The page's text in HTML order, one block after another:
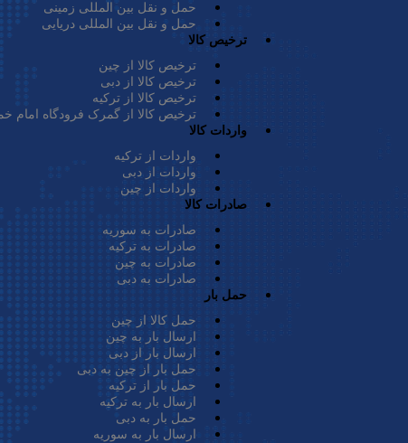
حمل و نقل بین المللی زمینی
حمل و نقل بین المللی دریایی
ترخیص کالا
ترخیص کالا از چین
ترخیص کالا از دبی
ترخیص کالا از ترکیه
ترخیص کالا از گمرک فرودگاه امام
واردات کالا
واردات از ترکیه
واردات از دبی
واردات از چین
صادرات کالا
صادرات به سوریه
صادرات به ترکیه
صادرات به چین
صادرات به دبی
حمل بار
حمل کالا از چین
ارسال بار به چین
ارسال بار از دبی
حمل بار از چین به دبی
حمل بار از ترکیه
ارسال بار به ترکیه
حمل بار به دبی
ارسال بار به سوریه
وجه میان فروشنده و مشتری روش‌های گوناگونی وجود دارد. پرداخت
شکل ممکن به مقصد می‌رسد اما اگر کالای صادراتی‌تان حجم و
ترخیص کالا از گمرک دبیرا داشته باشید.
کالا اظهار گردد و کوتاژ صادراتی دریافت شود.